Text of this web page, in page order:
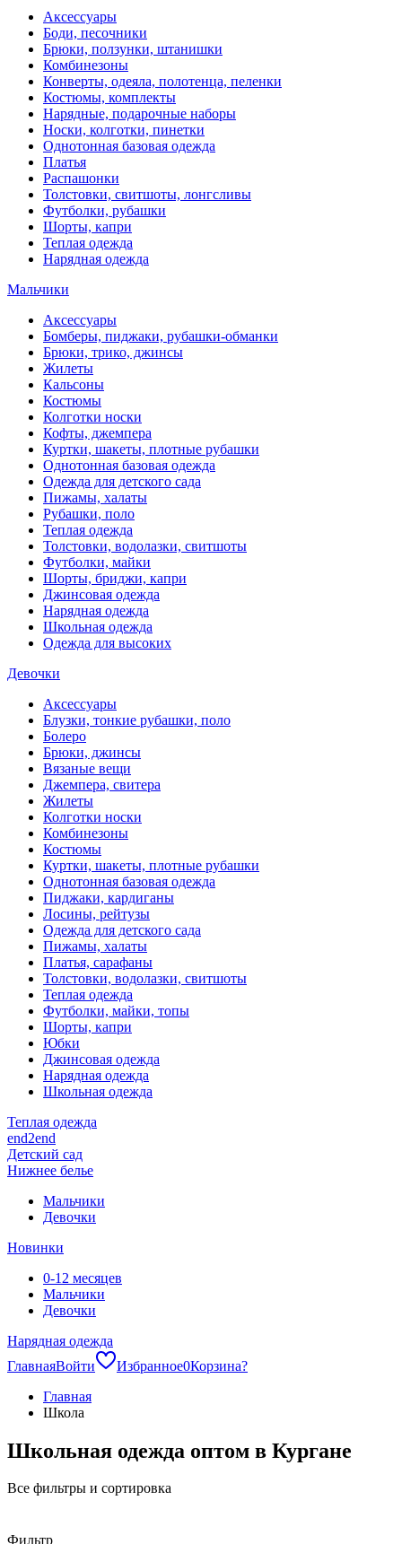
Аксессуары
Боди, песочники
Брюки, ползунки, штанишки
Комбинезоны
Конверты, одеяла, полотенца, пеленки
Костюмы, комплекты
Нарядные, подарочные наборы
Носки, колготки, пинетки
Однотонная базовая одежда
Платья
Распашонки
Толстовки, свитшоты, лонгсливы
Футболки, рубашки
Шорты, капри
Теплая одежда
Нарядная одежда
Мальчики
Аксессуары
Бомберы, пиджаки, рубашки-обманки
Брюки, трико, джинсы
Жилеты
Кальсоны
Костюмы
Колготки носки
Кофты, джемпера
Куртки, шакеты, плотные рубашки
Однотонная базовая одежда
Одежда для детского сада
Пижамы, халаты
Рубашки, поло
Теплая одежда
Толстовки, водолазки, свитшоты
Футболки, майки
Шорты, бриджи, капри
Джинсовая одежда
Нарядная одежда
Школьная одежда
Одежда для высоких
Девочки
Аксессуары
Блузки, тонкие рубашки, поло
Болеро
Брюки, джинсы
Вязаные вещи
Джемпера, свитера
Жилеты
Колготки носки
Комбинезоны
Костюмы
Куртки, шакеты, плотные рубашки
Однотонная базовая одежда
Пиджаки, кардиганы
Лосины, рейтузы
Одежда для детского сада
Пижамы, халаты
Платья, сарафаны
Толстовки, водолазки, свитшоты
Теплая одежда
Футболки, майки, топы
Шорты, капри
Юбки
Джинсовая одежда
Нарядная одежда
Школьная одежда
Теплая одежда
end2end
Детский сад
Нижнее белье
Мальчики
Девочки
Новинки
0-12 месяцев
Мальчики
Девочки
Нарядная одежда
ГлавнаяВойти Избранное0Корзина?
Главная
Школа
Школьная одежда оптом в Кургане
Все фильтры и сортировка
Фильтр